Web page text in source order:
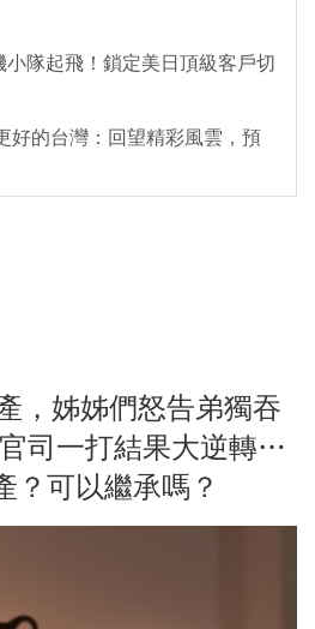
隊起飛！鎖定美日頂級客戶切
好的台灣：回望精彩風雲，預
，姊姊們怒告弟獨吞
司一打結果大逆轉…
？可以繼承嗎？